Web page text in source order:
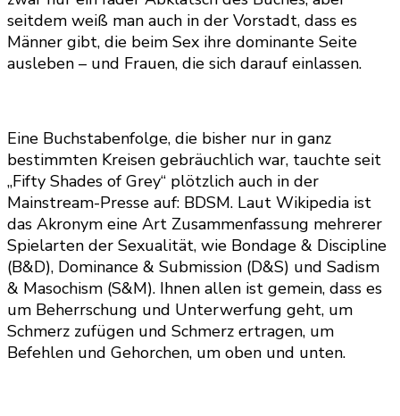
seitdem weiß man auch in der Vorstadt, dass es
Männer gibt, die beim Sex ihre dominante Seite
ausleben – und Frauen, die sich darauf einlassen.
Eine Buchstabenfolge, die bisher nur in ganz
bestimmten Kreisen gebräuchlich war, tauchte seit
„Fifty Shades of Grey“ plötzlich auch in der
Mainstream-Presse auf: BDSM. Laut Wikipedia ist
das Akronym eine Art Zusammenfassung mehrerer
Spielarten der Sexualität, wie Bondage & Discipline
(B&D), Dominance & Submission (D&S) und Sadism
& Masochism (S&M). Ihnen allen ist gemein, dass es
um Beherrschung und Unterwerfung geht, um
Schmerz zufügen und Schmerz ertragen, um
Befehlen und Gehorchen, um oben und unten.